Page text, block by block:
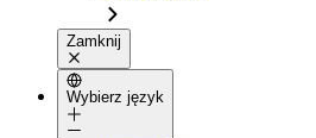
Zamknij
Wybierz język